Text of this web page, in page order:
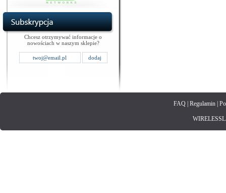
Chcesz otrzymywać informacje o
nowościach w naszym sklepie?
FAQ| Regulamin|